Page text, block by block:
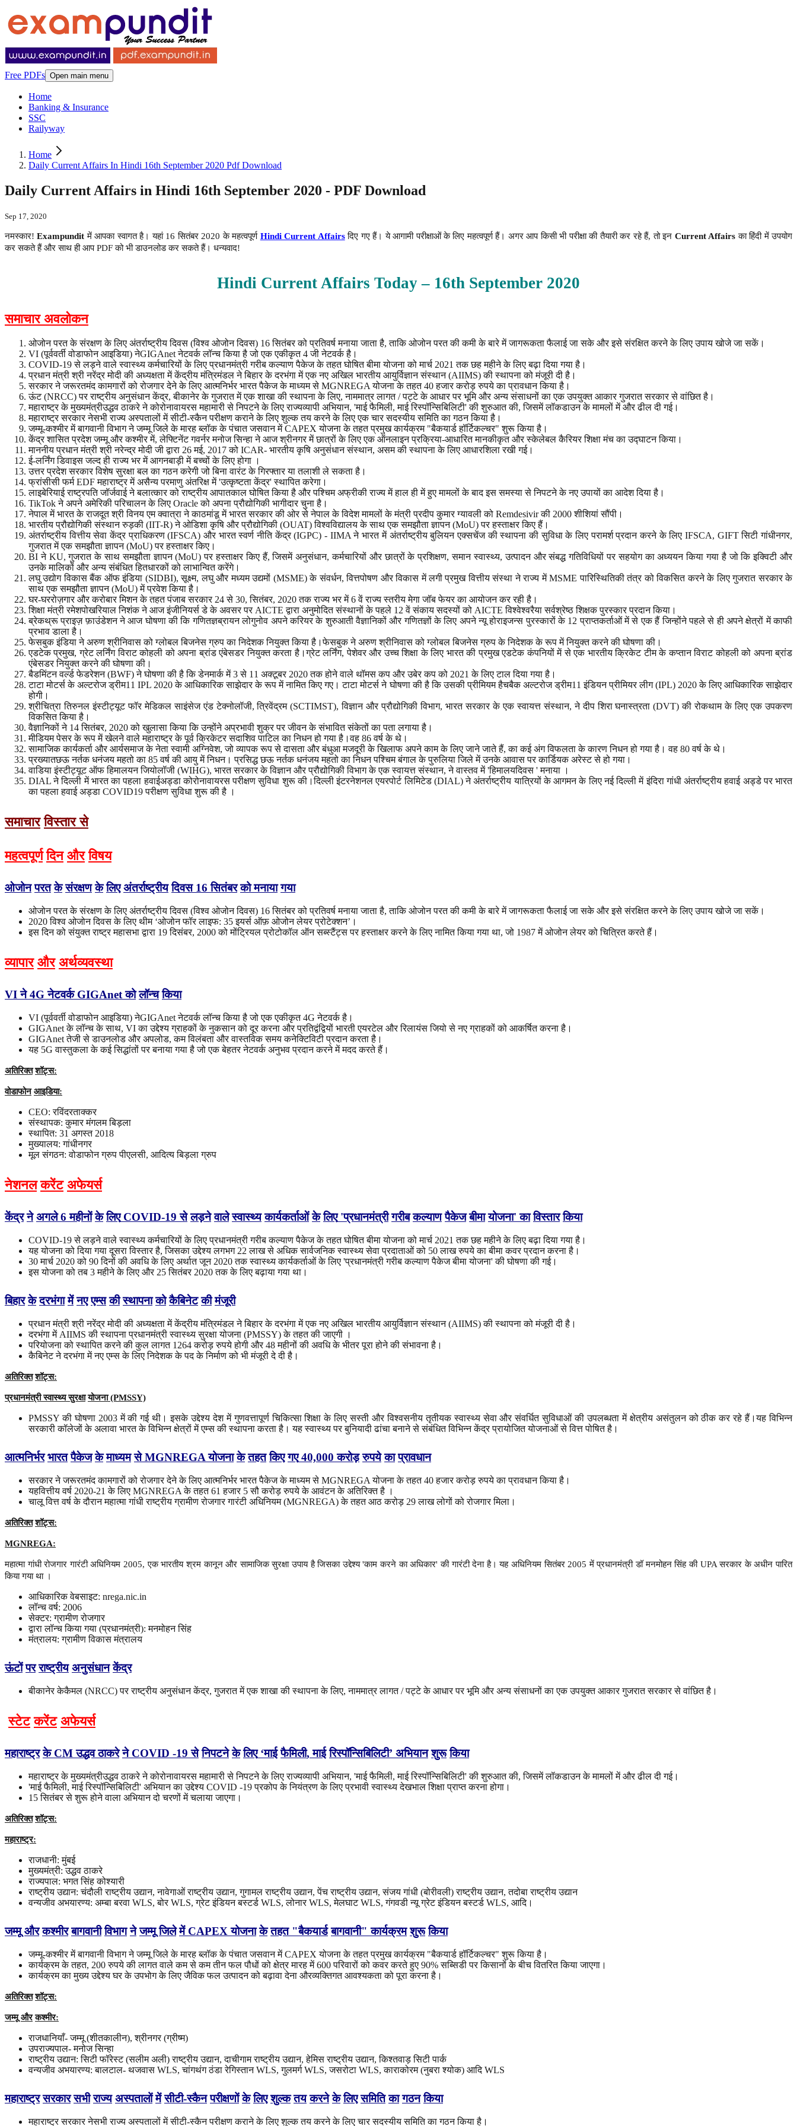
Free PDFs Open main menu
Home
Banking & Insurance
SSC
Railyway
Home
Daily Current Affairs In Hindi 16th September 2020 Pdf Download
Daily Current Affairs in Hindi 16th September 2020 - PDF Download
Sep 17, 2020
नमस्कार!Exampundit में आपका स्वागत है। यहां 16 सितंबर 2020 के महत्वपूर्ण Hindi Current Affairsदिए गए हैं। ये आगामी परीक्षाओं के लिए महत्वपूर्ण हैं। अगर आप किसी भी परीक्षा की तैयारी कर रहे हैं, तो इन Current Affairs का हिंदी में उपयोग
कर सकते हैं और साथ ही आप PDF को भी डाउनलोड कर सकते हैं। धन्यवाद!
Hindi Current Affairs Today – 16th September 2020
समाचार अवलोकन
ओजोन परत के संरक्षण के लिए अंतर्राष्ट्रीय दिवस (विश्व ओजोन दिवस) 16 सितंबर को प्रतिवर्ष मनाया जाता है, ताकि ओजोन परत की कमी के बारे में जागरूकता फैलाई जा सके और इसे संरक्षित करने के लिए उपाय खोजे जा सकें।
VI (पूर्ववर्ती वोडाफोन आइडिया) नेGIGAnet नेटवर्क लॉन्च किया है जो एक एकीकृत 4 जी नेटवर्क है।
COVID-19 से लड़ने वाले स्वास्थ्य कर्मचारियों के लिए प्रधानमंत्री गरीब कल्याण पैकेज के तहत घोषित बीमा योजना को मार्च 2021 तक छह महीने के लिए बढ़ा दिया गया है।
प्रधान मंत्री श्री नरेंद्र मोदी की अध्यक्षता में केंद्रीय मंत्रिमंडल ने बिहार के दरभंगा में एक नए अखिल भारतीय आयुर्विज्ञान संस्थान (AIIMS) की स्थापना को मंजूरी दी है।
सरकार ने जरूरतमंद कामगारों को रोजगार देने के लिए आत्मनिर्भर भारत पैकेज के माध्यम से MGNREGA योजना के तहत 40 हजार करोड़ रुपये का प्रावधान किया है।
ऊंट (NRCC) पर राष्ट्रीय अनुसंधान केंद्र, बीकानेर के गुजरात में एक शाखा की स्थापना के लिए, नाममात्र लागत / पट्टे के आधार पर भूमि और अन्य संसाधनों का एक उपयुक्त आकार गुजरात सरकार से वांछित है।
महाराष्ट्र के मुख्यमंत्रीउद्धव ठाकरे ने कोरोनावायरस महामारी से निपटने के लिए राज्यव्यापी अभियान, 'माई फैमिली, माई रिस्पॉन्सिबिलिटी' की शुरुआत की, जिसमें लॉकडाउन के मामलों में और ढील दी गई।
महाराष्ट्र सरकार नेसभी राज्य अस्पतालों में सीटी-स्कैन परीक्षण कराने के लिए शुल्क तय करने के लिए एक चार सदस्यीय समिति का गठन किया है।
जम्मू-कश्मीर में बागवानी विभाग ने जम्मू जिले के मारह ब्लॉक के पंचात जसवान में CAPEX योजना के तहत प्रमुख कार्यक्रम "बैकयार्ड हॉर्टिकल्चर" शुरू किया है।
केंद्र शासित प्रदेश जम्मू और कश्मीर में, लेफ्टिनेंट गवर्नर मनोज सिन्हा ने आज श्रीनगर में छात्रों के लिए एक ऑनलाइन प्रक्रिया-आधारित मानकीकृत और स्केलेबल कैरियर शिक्षा मंच का उद्घाटन किया।
माननीय प्रधान मंत्री श्री नरेन्द्र मोदी जी द्वारा 26 मई, 2017 को ICAR- भारतीय कृषि अनुसंधान संस्थान, असम की स्थापना के लिए आधारशिला रखी गई।
ई-लर्निंग डिवाइस जल्द ही राज्य भर में आगनबाड़ी में बच्चों के लिए होगा ।
उत्तर प्रदेश सरकार विशेष सुरक्षा बल का गठन करेगी जो बिना वारंट के गिरफ्तार या तलाशी ले सकता है।
फ्रांसीसी फर्म EDF महाराष्ट्र में असैन्य परमाणु अंतरिक्ष में 'उत्कृष्टता केंद्र' स्थापित करेगा।
लाइबेरियाई राष्ट्रपति जॉर्जवाई ने बलात्कार को राष्ट्रीय आपातकाल घोषित किया है और पश्चिम अफ्रीकी राज्य में हाल ही में हुए मामलों के बाद इस समस्या से निपटने के नए उपायों का आदेश दिया है।
TikTok ने अपने अमेरिकी परिचालन के लिए Oracle को अपना प्रौद्योगिकी भागीदार चुना है।
नेपाल में भारत के राजदूत श्री विनय एम क्वात्रा ने काठमांडू में भारत सरकार की ओर से नेपाल के विदेश मामलों के मंत्री प्रदीप कुमार ग्यावली को Remdesivir की 2000 शीशियां सौंपी।
भारतीय प्रौद्योगिकी संस्थान रुड़की (IIT-R) ने ओडिशा कृषि और प्रौद्योगिकी (OUAT) विश्वविद्यालय के साथ एक समझौता ज्ञापन (MoU) पर हस्ताक्षर किए हैं।
अंतर्राष्ट्रीय वित्तीय सेवा केंद्र प्राधिकरण (IFSCA) और भारत स्वर्ण नीति केंद्र (IGPC) - IIMA ने भारत में अंतर्राष्ट्रीय बुलियन एक्सचेंज की स्थापना की सुविधा के लिए परामर्श प्रदान करने के लिए IFSCA, GIFT सिटी गांधीनगर,
गुजरात में एक समझौता ज्ञापन (MoU) पर हस्ताक्षर किए।
BI ने KU, गुजरात के साथ समझौता ज्ञापन (MoU) पर हस्ताक्षर किए हैं, जिसमें अनुसंधान, कर्मचारियों और छात्रों के प्रशिक्षण, समान स्वास्थ्य, उत्पादन और संबद्ध गतिविधियों पर सहयोग का अध्ययन किया गया है जो कि इक्विटी और
उनके मालिकों और अन्य संबंधित हितधारकों को लाभान्वित करेंगे।
लघु उद्योग विकास बैंक ऑफ इंडिया (SIDBI), सूक्ष्म, लघु और मध्यम उद्यमों (MSME) के संवर्धन, वित्तपोषण और विकास में लगी प्रमुख वित्तीय संस्था ने राज्य में MSME पारिस्थितिकी तंत्र को विकसित करने के लिए गुजरात सरकार के
साथ एक समझौता ज्ञापन (MoU) में प्रवेश किया है।
घर-घररोज़गार और करोबार मिशन के तहत पंजाब सरकार 24 से 30, सितंबर, 2020 तक राज्य भर में 6 वें राज्य स्तरीय मेगा जॉब फेयर का आयोजन कर रही है।
शिक्षा मंत्री रमेशपोखरियाल निशंक ने आज इंजीनियर्स डे के अवसर पर AICTE द्वारा अनुमोदित संस्थानों के पहले 12 वें संकाय सदस्यों को AICTE विश्वेश्वरैया सर्वश्रेष्ठ शिक्षक पुरस्कार प्रदान किया।
ब्रेकथ्रू प्राइज़ फ़ाउंडेशन ने आज घोषणा की कि गणितज्ञब्रायन लोगुनोव अपने करियर के शुरुआती वैज्ञानिकों और गणितज्ञों के लिए अपने न्यू होराइजन्स पुरस्कारों के 12 प्राप्तकर्ताओं में से एक हैं जिन्होंने पहले से ही अपने क्षेत्रों में काफी
प्रभाव डाला है।
फेसबुक इंडिया ने अरुण श्रीनिवास को ग्लोबल बिजनेस ग्रुप का निदेशक नियुक्त किया है।फेसबुक ने अरुण श्रीनिवास को ग्लोबल बिजनेस ग्रुप के निदेशक के रूप में नियुक्त करने की घोषणा की।
एडटेक प्रमुख, ग्रेट लर्निंग विराट कोहली को अपना ब्रांड एंबेसडर नियुक्त करता है।ग्रेट लर्निंग, पेशेवर और उच्च शिक्षा के लिए भारत की प्रमुख एडटेक कंपनियों में से एक भारतीय क्रिकेट टीम के कप्तान विराट कोहली को अपना ब्रांड
एंबेसडर नियुक्त करने की घोषणा की।
बैडमिंटन वर्ल्ड फेडरेशन (BWF) ने घोषणा की है कि डेनमार्क में 3 से 11 अक्टूबर 2020 तक होने वाले थॉमस कप और उबेर कप को 2021 के लिए टाल दिया गया है।
टाटा मोटर्स के अल्टरोज ड्रीम11 IPL 2020 के आधिकारिक साझेदार के रूप में नामित किए गए। टाटा मोटर्स ने घोषणा की है कि उसकी प्रीमियम हैचबैक अल्टरोज ड्रीम11 इंडियन प्रीमियर लीग (IPL) 2020 के लिए आधिकारिक साझेदार
होगी।
श्रीचित्रा तिरुनल इंस्टीट्यूट फॉर मेडिकल साइंसेज एंड टेक्नोलॉजी, त्रिवेंद्रम (SCTIMST), विज्ञान और प्रौद्योगिकी विभाग, भारत सरकार के एक स्वायत्त संस्थान, ने दीप शिरा घनास्त्रता (DVT) की रोकथाम के लिए एक उपकरण
विकसित किया है।
वैज्ञानिकों ने 14 सितंबर, 2020 को खुलासा किया कि उन्होंने अप्रभावी शुक्र पर जीवन के संभावित संकेतों का पता लगाया है।
मीडियम पेसर के रूप में खेलने वाले महाराष्ट्र के पूर्व क्रिकेटर सदाशिव पाटिल का निधन हो गया है।वह 86 वर्ष के थे।
सामाजिक कार्यकर्ता और आर्यसमाज के नेता स्वामी अग्निवेश, जो व्यापक रूप से दासता और बंधुआ मजदूरी के खिलाफ अपने काम के लिए जाने जाते हैं, का कई अंग विफलता के कारण निधन हो गया है। वह 80 वर्ष के थे।
प्रख्यातछऊ नर्तक धनंजय महतो का 85 वर्ष की आयु में निधन। प्रसिद्ध छऊ नर्तक धनंजय महतो का निधन पश्चिम बंगाल के पुरुलिया जिले में उनके आवास पर कार्डियक अरेस्ट से हो गया।
वाडिया इंस्टीट्यूट ऑफ हिमालयन जियोलॉजी (WIHG), भारत सरकार के विज्ञान और प्रौद्योगिकी विभाग के एक स्वायत्त संस्थान, ने वास्तव में 'हिमालयदिवस ' मनाया ।
DIAL ने दिल्ली में भारत का पहला हवाईअड्डा कोरोनावायरस परीक्षण सुविधा शुरू की।दिल्ली इंटरनेशनल एयरपोर्ट लिमिटेड (DIAL) ने अंतर्राष्ट्रीय यात्रियों के आगमन के लिए नई दिल्ली में इंदिरा गांधी अंतर्राष्ट्रीय हवाई अड्डे पर भारत
का पहला हवाई अड्डा COVID19 परीक्षण सुविधा शुरू की है ।
समाचार विस्तार से
महत्वपूर्ण दिन और विषय
ओजोन परत के संरक्षण के लिए अंतर्राष्ट्रीय दिवस16सितंबर को मनाया गया
ओजोन परत के संरक्षण के लिए अंतर्राष्ट्रीय दिवस (विश्व ओजोन दिवस) 16 सितंबर को प्रतिवर्ष मनाया जाता है, ताकि ओजोन परत की कमी के बारे में जागरूकता फैलाई जा सके और इसे संरक्षित करने के लिए उपाय खोजे जा सकें।
2020 विश्व ओजोन दिवस के लिए थीम ‘ओजोन फॉर लाइफ: 35 इयर्स ऑफ़ ओजोन लेयर प्रोटेक्शन’।
इस दिन को संयुक्त राष्ट्र महासभा द्वारा 19 दिसंबर, 2000 को मोंट्रियल प्रोटोकॉल ऑन सब्स्टैंट्स पर हस्ताक्षर करने के लिए नामित किया गया था, जो 1987 में ओजोन लेयर को चित्रित करते हैं।
व्यापार और अर्थव्यवस्था
VIने4Gनेटवर्कGIGAnetको लॉन्च किया
VI (पूर्ववर्ती वोडाफोन आइडिया) नेGIGAnet नेटवर्क लॉन्च किया है जो एक एकीकृत 4G नेटवर्क है।
GIGAnet के लॉन्च के साथ, VI का उद्देश्य ग्राहकों के नुकसान को दूर करना और प्रतिद्वंद्वियों भारती एयरटेल और रिलायंस जियो से नए ग्राहकों को आकर्षित करना है।
GIGAnet तेजी से डाउनलोड और अपलोड, कम विलंबता और वास्तविक समय कनेक्टिविटी प्रदान करता है।
यह 5G वास्तुकला के कई सिद्धांतों पर बनाया गया है जो एक बेहतर नेटवर्क अनुभव प्रदान करने में मदद करते हैं।
अतिरिक्त शॉट्स:
वोडाफोन आइडिया:
CEO: रविंदरताक्कर
संस्थापक: कुमार मंगलम बिड़ला
स्थापित: 31 अगस्त 2018
मुख्यालय: गांधीनगर
मूल संगठन: वोडाफोन ग्रुप पीएलसी, आदित्य बिड़ला ग्रुप
नेशनल करेंट अफेयर्स
केंद्र ने अगले6महीनों के लिएCOVID-19से लड़ने वाले स्वास्थ्य कार्यकर्ताओं के लिए'प्रधानमंत्री गरीब कल्याण पैकेज बीमा योजना'का विस्तार किया
COVID-19 से लड़ने वाले स्वास्थ्य कर्मचारियों के लिए प्रधानमंत्री गरीब कल्याण पैकेज के तहत घोषित बीमा योजना को मार्च 2021 तक छह महीने के लिए बढ़ा दिया गया है।
यह योजना को दिया गया दूसरा विस्तार है, जिसका उद्देश्य लगभग 22 लाख से अधिक सार्वजनिक स्वास्थ्य सेवा प्रदाताओं को 50 लाख रुपये का बीमा कवर प्रदान करना है।
30 मार्च 2020 को 90 दिनों की अवधि के लिए अर्थात जून 2020 तक स्वास्थ्य कार्यकर्ताओं के लिए 'प्रधानमंत्री गरीब कल्याण पैकेज बीमा योजना' की घोषणा की गई।
इस योजना को तब 3 महीने के लिए और 25 सितंबर 2020 तक के लिए बढ़ाया गया था।
बिहार के दरभंगा में नए एम्स की स्थापना को कैबिनेट की मंजूरी
प्रधान मंत्री श्री नरेंद्र मोदी की अध्यक्षता में केंद्रीय मंत्रिमंडल ने बिहार के दरभंगा में एक नए अखिल भारतीय आयुर्विज्ञान संस्थान (AIIMS) की स्थापना को मंजूरी दी है।
दरभंगा में AIIMS की स्थापना प्रधानमंत्री स्वास्थ्य सुरक्षा योजना (PMSSY) के तहत की जाएगी ।
परियोजना को स्थापित करने की कुल लागत 1264 करोड़ रुपये होगी और 48 महीनों की अवधि के भीतर पूरा होने की संभावना है।
कैबिनेट ने दरभंगा में नए एम्स के लिए निदेशक के पद के निर्माण को भी मंजूरी दे दी है।
अतिरिक्त शॉट्स:
प्रधानमंत्री स्वास्थ्य सुरक्षा योजना(PMSSY)
PMSSY की घोषणा 2003 में की गई थी। इसके उद्देश्य देश में गुणवत्तापूर्ण चिकित्सा शिक्षा के लिए सस्ती और विश्वसनीय तृतीयक स्वास्थ्य सेवा और संवर्धित सुविधाओं की उपलब्धता में क्षेत्रीय असंतुलन को ठीक कर रहे हैं।यह विभिन्न
सरकारी कॉलेजों के अलावा भारत के विभिन्न क्षेत्रों में एम्स की स्थापना करता है। यह स्वास्थ्य पर बुनियादी ढांचा बनाने से संबंधित विभिन्न केंद्र प्रायोजित योजनाओं से वित्त पोषित है।
आत्मनिर्भर भारत पैकेज के माध्यम सेMGNREGAयोजना के तहत किए गए40,000करोड़ रुपये का प्रावधान
सरकार ने जरूरतमंद कामगारों को रोजगार देने के लिए आत्मनिर्भर भारत पैकेज के माध्यम से MGNREGA योजना के तहत 40 हजार करोड़ रुपये का प्रावधान किया है।
यहवित्तीय वर्ष 2020-21 के लिए MGNREGA के तहत 61 हजार 5 सौ करोड़ रुपये के आवंटन के अतिरिक्त है ।
चालू वित्त वर्ष के दौरान महात्मा गांधी राष्ट्रीय ग्रामीण रोजगार गारंटी अधिनियम (MGNREGA) के तहत आठ करोड़ 29 लाख लोगों को रोजगार मिला।
अतिरिक्त शॉट्स:
MGNREGA:
महात्मा गांधी रोजगार गारंटी अधिनियम 2005, एक भारतीय श्रम कानून और सामाजिक सुरक्षा उपाय है जिसका उद्देश्य 'काम करने का अधिकार' की गारंटी देना है। यह अधिनियम सितंबर 2005 में प्रधानमंत्री डॉ मनमोहन सिंह की UPA सरकार के अधीन पारित
किया गया था ।
आधिकारिक वेबसाइट: nrega.nic.in
लॉन्च वर्ष: 2006
सेक्टर: ग्रामीण रोजगार
द्वारा लॉन्च किया गया (प्रधानमंत्री): मनमोहन सिंह
मंत्रालय: ग्रामीण विकास मंत्रालय
ऊंटों पर राष्ट्रीय अनुसंधान केंद्र
बीकानेर केकैमल (NRCC) पर राष्ट्रीय अनुसंधान केंद्र, गुजरात में एक शाखा की स्थापना के लिए, नाममात्र लागत / पट्टे के आधार पर भूमि और अन्य संसाधनों का एक उपयुक्त आकार गुजरात सरकार से वांछित है।
स्टेट करेंट अफेयर्स
महाराष्ट्र केCMउद्धव ठाकरे नेCOVID -19से निपटने के लिए‘माई फैमिली,माई रिस्पॉन्सिबिलिटी’ अभियान शुरू किया
महाराष्ट्र के मुख्यमंत्रीउद्धव ठाकरे ने कोरोनावायरस महामारी से निपटने के लिए राज्यव्यापी अभियान, 'माई फैमिली, माई रिस्पॉन्सिबिलिटी' की शुरुआत की, जिसमें लॉकडाउन के मामलों में और ढील दी गई।
'माई फैमिली, माई रिस्पॉन्सिबिलिटी' अभियान का उद्देश्य COVID -19 प्रकोप के नियंत्रण के लिए प्रभावी स्वास्थ्य देखभाल शिक्षा प्राप्त करना होगा।
15 सितंबर से शुरू होने वाला अभियान दो चरणों में चलाया जाएगा।
अतिरिक्त शॉट्स:
महाराष्ट्र:
राजधानी: मुंबई
मुख्यमंत्री: उद्धव ठाकरे
राज्यपाल: भगत सिंह कोश्यारी
राष्ट्रीय उद्यान: चंदौली राष्ट्रीय उद्यान, नावेगाओं राष्ट्रीय उद्यान, गुगामल राष्ट्रीय उद्यान, पेंच राष्ट्रीय उद्यान, संजय गांधी (बोरीवली) राष्ट्रीय उद्यान, तदोबा राष्ट्रीय उद्यान
वन्यजीव अभयारण्य: अम्बा बरवा WLS, बोर WLS, ग्रेट इंडियन बस्टर्ड WLS, लोनार WLS, मेलघाट WLS, गंगवडी न्यू ग्रेट इंडियन बस्टर्ड WLS, आदि।
जम्मू और कश्मीर बागवानी विभाग ने जम्मू जिले मेंCAPEXयोजना के तहत"बैकयार्ड बागवानी"कार्यक्रम शुरू किया
जम्मू-कश्मीर में बागवानी विभाग ने जम्मू जिले के मारह ब्लॉक के पंचात जसवान में CAPEX योजना के तहत प्रमुख कार्यक्रम "बैकयार्ड हॉर्टिकल्चर" शुरू किया है।
कार्यक्रम के तहत, 200 रुपये की लागत वाले कम से कम तीन फल पौधों को क्षेत्र मारह में 600 परिवारों को कवर करते हुए 90% सब्सिडी पर किसानों के बीच वितरित किया जाएगा।
कार्यक्रम का मुख्य उद्देश्य घर के उपभोग के लिए जैविक फल उत्पादन को बढ़ावा देना औरव्यक्तिगत आवश्यकता को पूरा करना है।
अतिरिक्त शॉट्स:
जम्मू और कश्मीर:
राजधानियाँ- जम्मू (शीतकालीन), श्रीनगर (ग्रीष्म)
उपराज्यपाल- मनोज सिन्हा
राष्ट्रीय उद्यान: सिटी फॉरेस्ट (सलीम अली) राष्ट्रीय उद्यान, दाचीगाम राष्ट्रीय उद्यान, हेमिस राष्ट्रीय उद्यान, किश्तवाड़ सिटी पार्क
वन्यजीव अभयारण्य: बालटाल- थजवास WLS, चांगथंग ठंडा रेगिस्तान WLS, गुलमर्ग WLS, जसरोटा WLS, काराकोरम (नुबरा श्योक) आदि WLS
महाराष्ट्र सरकार सभी राज्य अस्पतालों में सीटी-स्कैन परीक्षणों के लिए शुल्क तय करने के लिए समिति का गठन किया
महाराष्ट्र सरकार नेसभी राज्य अस्पतालों में सीटी-स्कैन परीक्षण कराने के लिए शुल्क तय करने के लिए चार सदस्यीय समिति का गठन किया है।